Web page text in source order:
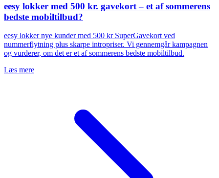
eesy lokker med 500 kr. gavekort – et af sommerens
bedste mobiltilbud?
eesy lokker nye kunder med 500 kr SuperGavekort ved
nummerflytning plus skarpe intropriser. Vi gennemgår kampagnen
og vurderer, om det er et af sommerens bedste mobiltilbud.
Læs mere